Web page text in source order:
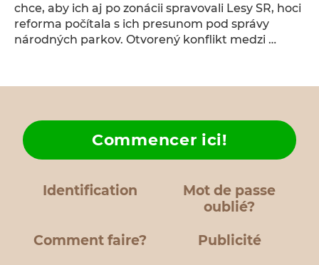
chce, aby ich aj po zonácii spravovali Lesy SR, hoci
reforma počítala s ich presunom pod správy
národných parkov. Otvorený konflikt medzi …
Identification
Mot de passe
oublié?
Comment faire?
Commencer ici!
Publicité